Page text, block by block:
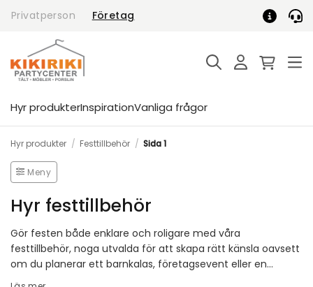
Privatperson Företag
Hyr produkterInspirationVanliga frågor
Hyr produkter / Festtillbehör / Sida 1
Meny
Hyr festtillbehör
Gör festen både enklare och roligare med våra
festtillbehör, noga utvalda för att skapa rätt känsla oavsett
om du planerar ett barnkalas, företagsevent eller en